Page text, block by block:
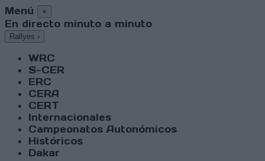
Menú ×
En directo minuto a minuto
Rallyes ›
WRC
S-CER
ERC
CERA
CERT
Internacionales
Campeonatos Autonómicos
Históricos
Dakar